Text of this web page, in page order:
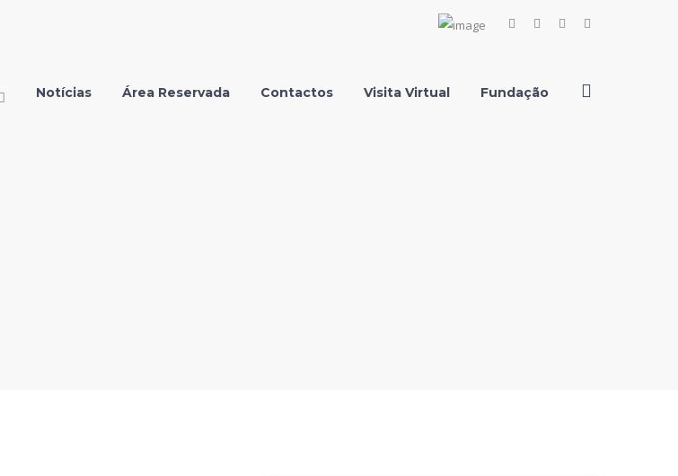
FacebookInstagramYoutube
Notícias Área Reservada Contactos Visita Virtual Fundação